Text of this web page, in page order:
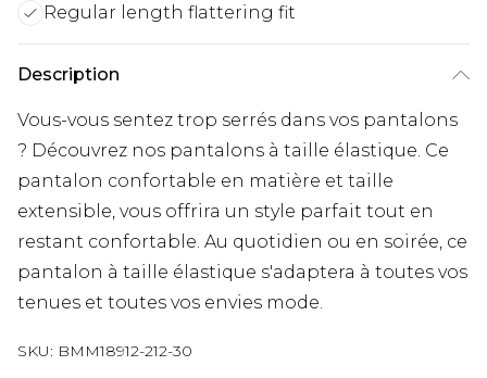
Regular length flattering fit
Description
Vous-vous sentez trop serrés dans vos pantalons
? Découvrez nos pantalons à taille élastique. Ce
pantalon confortable en matière et taille
extensible, vous offrira un style parfait tout en
restant confortable. Au quotidien ou en soirée, ce
pantalon à taille élastique s'adaptera à toutes vos
tenues et toutes vos envies mode.
SKU: BMM18912-212-30